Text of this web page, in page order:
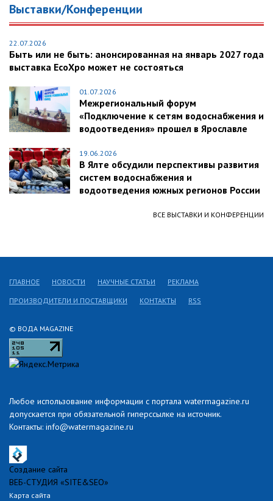
Выставки/Конференции
22.07.2026
Быть или не быть: анонсированная на январь 2027 года
выставка EcoXpo может не состояться
01.07.2026
Межрегиональный форум
«Подключение к сетям водоснабжения и
водоотведения» прошел в Ярославле
19.06.2026
В Ялте обсудили перспективы развития
систем водоснабжения и
водоотведения южных регионов России
ВСЕ ВЫСТАВКИ И КОНФЕРЕНЦИИ
© ВОДА MAGAZINE
Любое использование информации с портала watermagazine.ru
допускается при обязательной гиперссылке на источник.
Контакты: info@watermagazine.ru
ГЛАВНОЕ НОВОСТИ НАУЧНЫЕ СТАТЬИ РЕКЛАМА
ПРОИЗВОДИТЕЛИ И ПОСТАВЩИКИ КОНТАКТЫ RSS
Создание сайта
ВЕБ-СТУДИЯ «SITE&SEO»
Карта сайта